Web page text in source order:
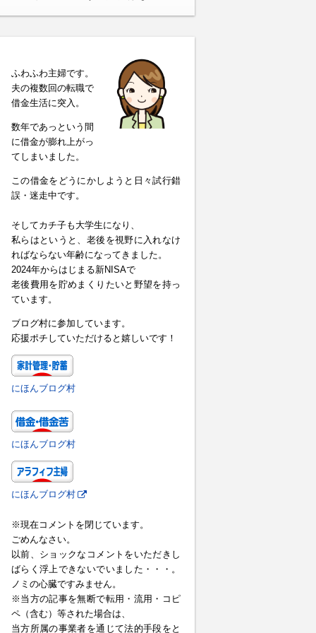
ふわふわ主婦です。
夫の複数回の転職で
借金生活に突入。
数年であっという間
に借金が膨れ上がっ
てしまいました。
この借金をどうにかしようと日々試行錯
誤・迷走中です。
そしてカチ子も大学生になり、
私らはというと、老後を視野に入れなけ
ればならない年齢になってきました。
2024年からはじまる新NISAで
老後費用を貯めまくりたいと野望を持っ
ています。
ブログ村に参加しています。
応援ポチしていただけると嬉しいです！
にほんブログ村
にほんブログ村
にほんブログ村
※現在コメントを閉じています。
ごめんなさい。
以前、ショックなコメントをいただきし
ばらく浮上できないでいました・・・。
ノミの心臓ですみません。
※当方の記事を無断で転用・流用・コピ
ペ（含む）等された場合は、
当方所属の事業者を通じて法的手段をと